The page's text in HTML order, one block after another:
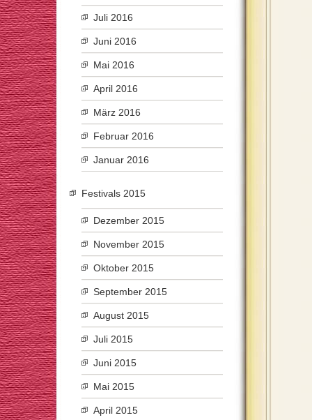
Juli 2016
Juni 2016
Mai 2016
April 2016
März 2016
Februar 2016
Januar 2016
Festivals 2015
Dezember 2015
November 2015
Oktober 2015
September 2015
August 2015
Juli 2015
Juni 2015
Mai 2015
April 2015